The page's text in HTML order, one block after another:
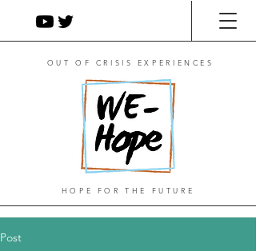
OUT OF CRISIS EXPERIENCES
HOPE FOR THE FUTURE
Post